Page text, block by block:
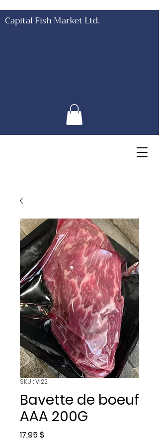
Capital Fish Market Ltd.
SKU : VI22
Bavette de boeuf
AAA 200G
17,95 $